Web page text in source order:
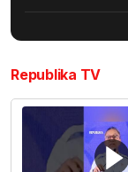
Republika TV